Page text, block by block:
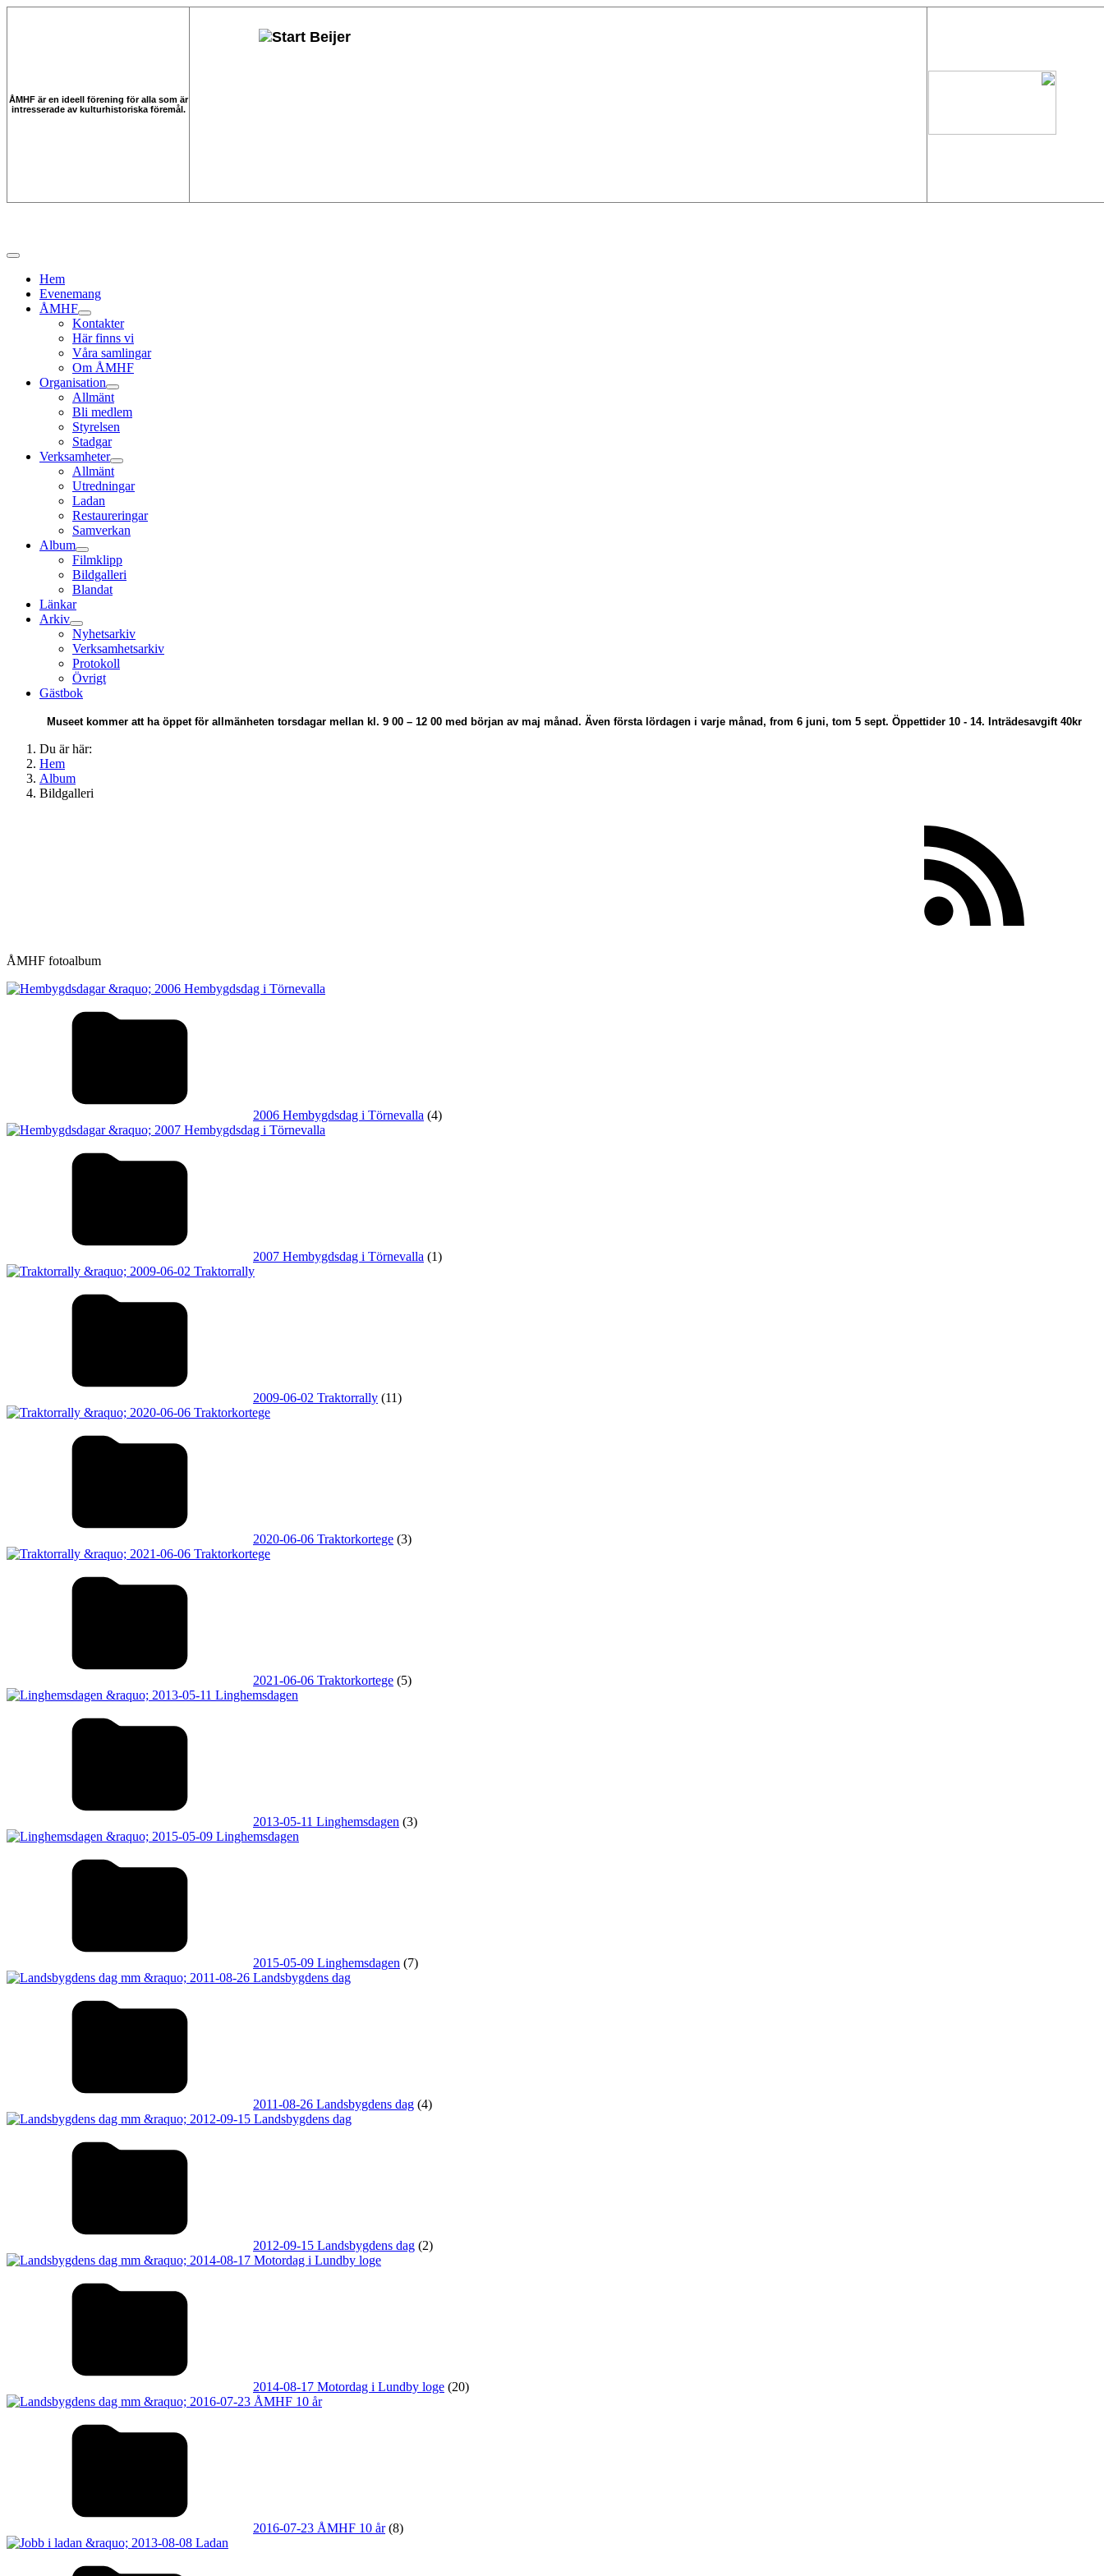
ÅMHF är en ideell förening för alla som är
intresserade av kulturhistoriska föremål.
Hem
Evenemang
ÅMHF
Kontakter
Här finns vi
Våra samlingar
Om ÅMHF
Organisation
Allmänt
Bli medlem
Styrelsen
Stadgar
Verksamheter
Allmänt
Utredningar
Ladan
Restaureringar
Samverkan
Album
Filmklipp
Bildgalleri
Blandat
Länkar
Arkiv
Nyhetsarkiv
Verksamhetsarkiv
Protokoll
Övrigt
Gästbok
Museet kommer att ha öppet för allmänheten torsdagar mellan kl. 9 00 – 12 00 med början av maj månad. Även första lördagen i varje månad, from 6 juni, tom 5 sept. Öppettider 10 - 14. Inträdesavgift 40kr
Du är här:
Hem
Album
Bildgalleri
ÅMHF fotoalbum
2006 Hembygdsdag i Törnevalla (4)
2007 Hembygdsdag i Törnevalla (1)
2009-06-02 Traktorrally (11)
2020-06-06 Traktorkortege (3)
2021-06-06 Traktorkortege (5)
2013-05-11 Linghemsdagen (3)
2015-05-09 Linghemsdagen (7)
2011-08-26 Landsbygdens dag (4)
2012-09-15 Landsbygdens dag (2)
2014-08-17 Motordag i Lundby loge (20)
2016-07-23 ÅMHF 10 år (8)